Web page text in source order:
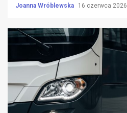
Joanna Wróblewska 16 czerwca 2026